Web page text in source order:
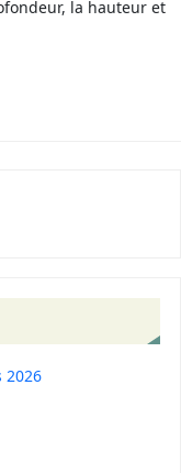
la hauteur et
2026